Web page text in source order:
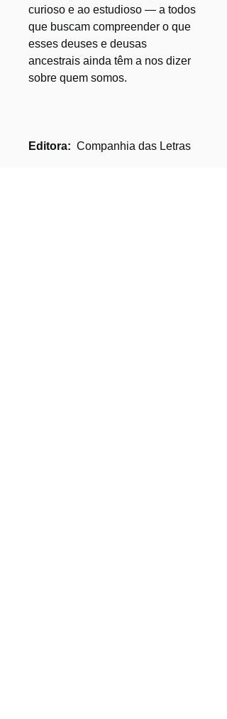
curioso e ao estudioso — a todos
que buscam compreender o que
esses deuses e deusas
ancestrais ainda têm a nos dizer
sobre quem somos.
Editora: ‎ Companhia das Letras